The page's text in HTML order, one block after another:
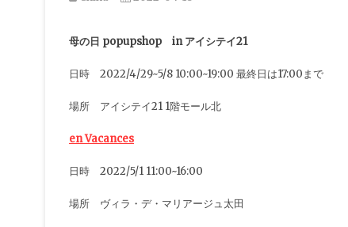
母の日 popupshop in アイシテイ21
日時 2022/4/29~5/8 10:00~19:00 最終日は17:00まで
場所 アイシテイ21 1階モール北
en Vacances
日時 2022/5/1 11:00~16:00
場所 ヴィラ・デ・マリアージュ太田